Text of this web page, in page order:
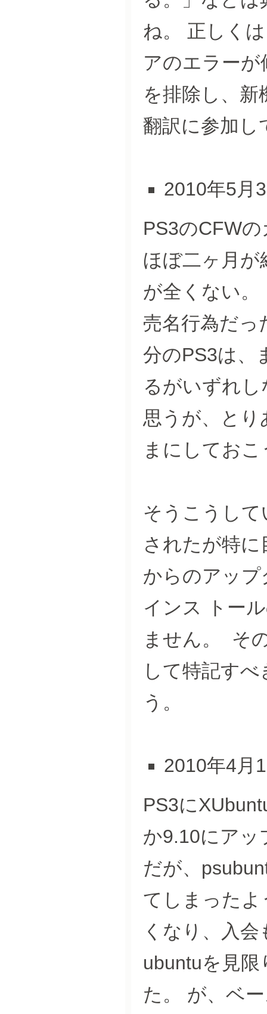
ね。 正しく
アのエラー
を排除し、
翻訳に参加し
2010年5月
PS3のCFW
ほぼ二ヶ月
が全くない
売名行為だっ
分のPS3は、
るがいずれ
思うが、と
まにしてお
そうこうし
されたが特
からのアッ
インス トー
ません。 そ
して特記す
う。
2010年4月
PS3に
か9.10にアッ
だが、
てしまった
くなり、入
ubuntuを見
た。 が、ベ